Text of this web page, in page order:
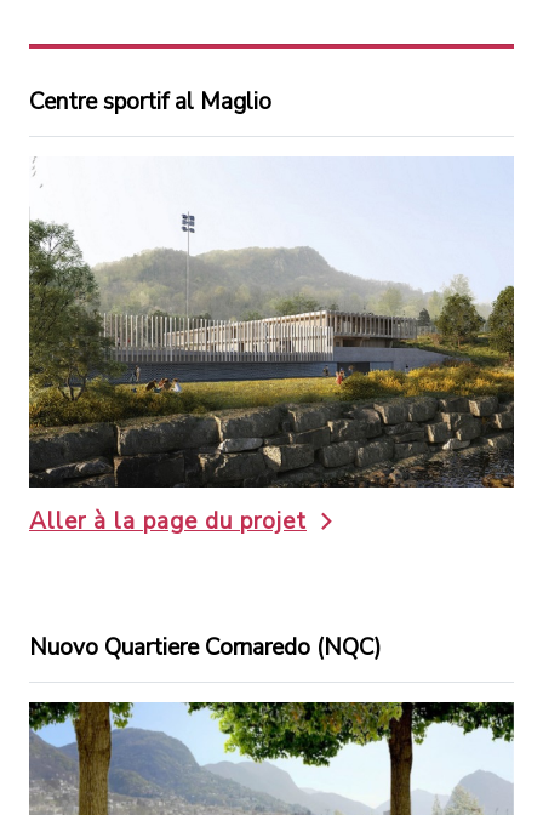
Centre sportif al Maglio
Aller à la page du projet
Nuovo Quartiere Cornaredo (NQC)